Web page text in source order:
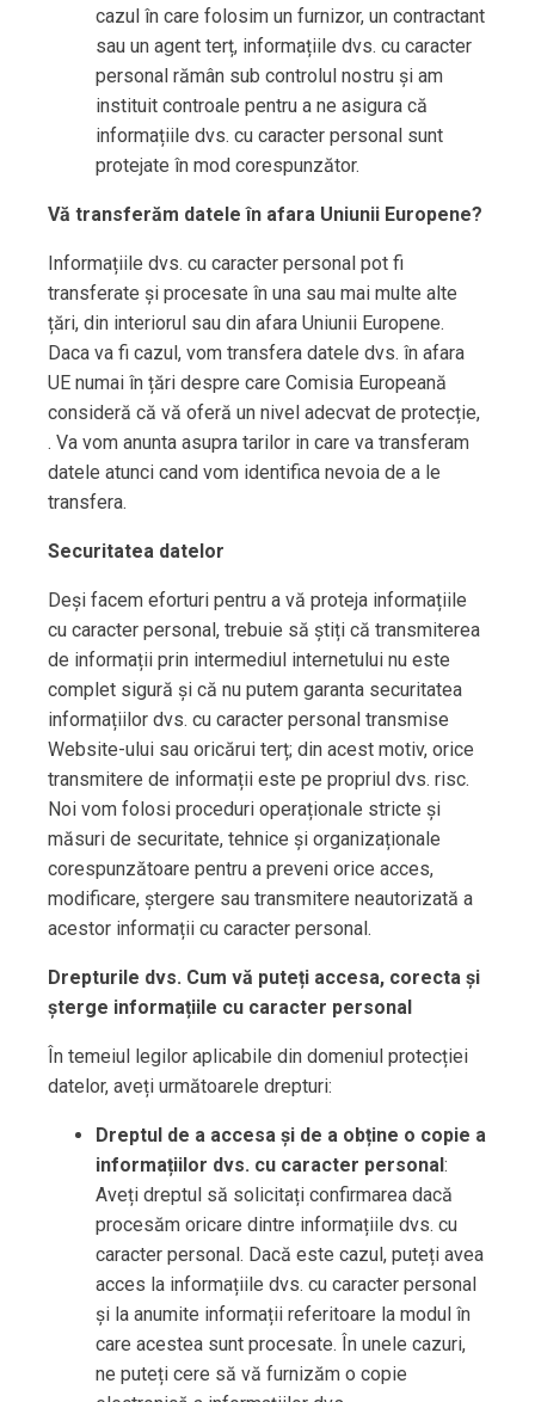
cazul în care folosim un furnizor, un contractant
sau un agent terț, informațiile dvs. cu caracter
personal rămân sub controlul nostru și am
instituit controale pentru a ne asigura că
informațiile dvs. cu caracter personal sunt
protejate în mod corespunzător.
Vă transferăm datele în afara Uniunii Europene?
Informațiile dvs. cu caracter personal pot fi
transferate și procesate în una sau mai multe alte
țări, din interiorul sau din afara Uniunii Europene.
Daca va fi cazul, vom transfera datele dvs. în afara
UE numai în țări despre care Comisia Europeană
consideră că vă oferă un nivel adecvat de protecție,
. Va vom anunta asupra tarilor in care va transferam
datele atunci cand vom identifica nevoia de a le
transfera.
Securitatea datelor
Deși facem eforturi pentru a vă proteja informațiile
cu caracter personal, trebuie să știți că transmiterea
de informații prin intermediul internetului nu este
complet sigură și că nu putem garanta securitatea
informațiilor dvs. cu caracter personal transmise
Website-ului sau oricărui terț; din acest motiv, orice
transmitere de informații este pe propriul dvs. risc.
Noi vom folosi proceduri operaționale stricte și
măsuri de securitate, tehnice și organizaționale
corespunzătoare pentru a preveni orice acces,
modificare, ștergere sau transmitere neautorizată a
acestor informații cu caracter personal.
Drepturile dvs. Cum vă puteți accesa, corecta și
șterge informațiile cu caracter personal
În temeiul legilor aplicabile din domeniul protecției
datelor, aveți următoarele drepturi:
Dreptul de a accesa și de a obține o copie a
informațiilor dvs. cu caracter personal :
Aveți dreptul să solicitați confirmarea dacă
procesăm oricare dintre informațiile dvs. cu
caracter personal. Dacă este cazul, puteți avea
acces la informațiile dvs. cu caracter personal
și la anumite informații referitoare la modul în
care acestea sunt procesate. În unele cazuri,
ne puteți cere să vă furnizăm o copie